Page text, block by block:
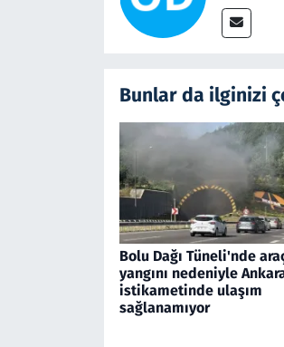
Bunlar da ilginizi
Bolu Dağı Tüneli'nde
yangını nedeniyle
istikametinde ulaşım
sağlanamıyor